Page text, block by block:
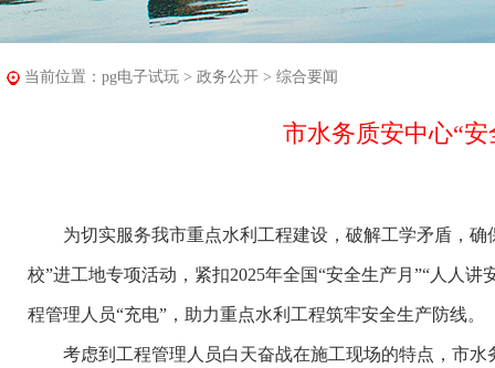
当前位置： pg电子试玩 > 政务公开 > 综合要闻
市水务质安中心“
为切实服务我市重点水利工程建设，破解工学矛盾，确
校”进工地专项活动，紧扣2025年全国“安全生产月”“人人
程管理人员“充电”，助力重点水利工程筑牢安全生产防线。
考虑到工程管理人员白天奋战在施工现场的特点，市水